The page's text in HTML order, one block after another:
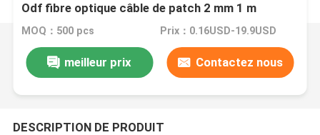
Odf fibre optique câble de patch 2 mm 1 m
MOQ：500 pcs Prix：0.16USD-19.9USD
meilleur prix Contactez nous
DESCRIPTION DE PRODUIT